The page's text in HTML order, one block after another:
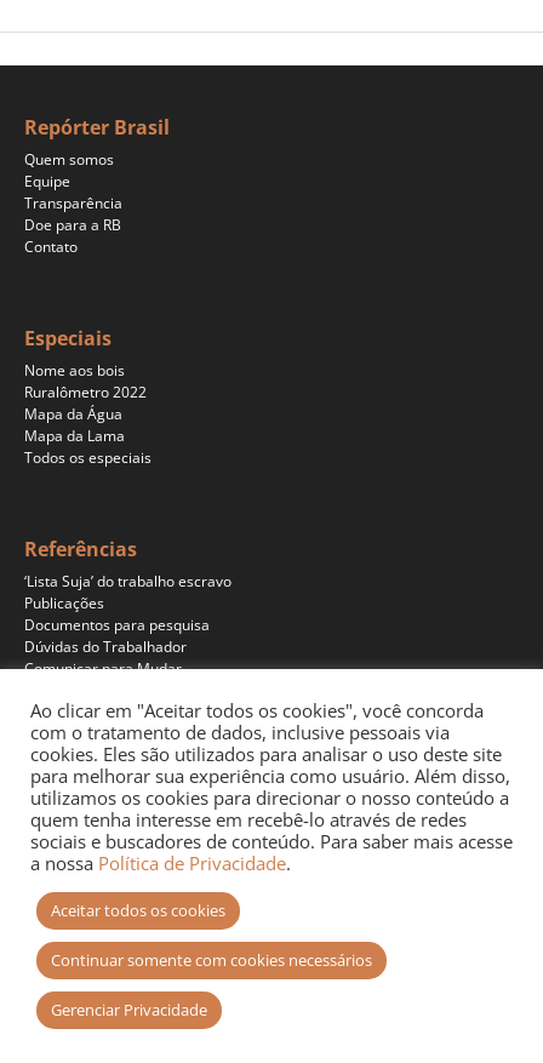
Repórter Brasil
Quem somos
Equipe
Transparência
Doe para a RB
Contato
Especiais
Nome aos bois
Ruralômetro 2022
Mapa da Água
Mapa da Lama
Todos os especiais
Referências
‘Lista Suja’ do trabalho escravo
Publicações
Documentos para pesquisa
Dúvidas do Trabalhador
Comunicar para Mudar
Programas
Jornalismo
Pesquisa
Educação
Documentários
Site desenvolvido por
Ao clicar em "Aceitar todos os cookies", você concorda
com o tratamento de dados, inclusive pessoais via
cookies. Eles são utilizados para analisar o uso deste site
para melhorar sua experiência como usuário. Além disso,
utilizamos os cookies para direcionar o nosso conteúdo a
quem tenha interesse em recebê-lo através de redes
sociais e buscadores de conteúdo. Para saber mais acesse
a nossa Política de Privacidade.
Aceitar todos os cookies
Continuar somente com cookies necessários
Gerenciar Privacidade